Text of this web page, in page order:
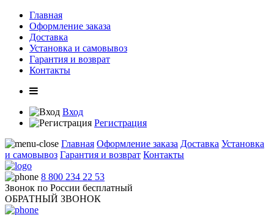
Главная
Оформление заказа
Доставка
Установка и самовывоз
Гарантия и возврат
Контакты
Вход
Регистрация
Главная Оформление заказа Доставка Установка
и самовывоз Гарантия и возврат Контакты
8 800 234 22 53
Звонок по России бесплатный
ОБРАТНЫЙ ЗВОНОК